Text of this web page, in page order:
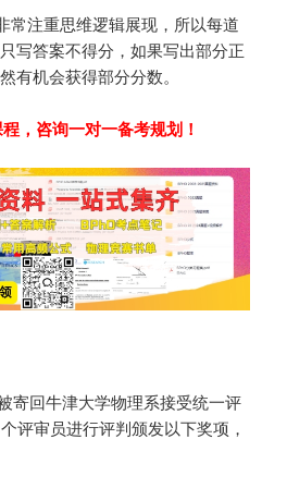
常注重思维逻辑展现，所以每道
写答案不得分，如果写出部分正
有机会获得部分分数。
，咨询一对一备考规划！
寄回牛津大学物理系接受统一评
评审员进行评判颁发以下奖项，